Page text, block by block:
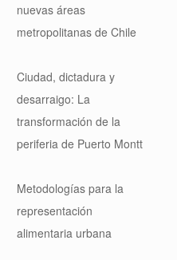
nuevas áreas
metropolitanas de Chile
Ciudad, dictadura y
desarraigo: La
transformación de la
periferia de Puerto Montt
Metodologías para la
representación
alimentaria urbana